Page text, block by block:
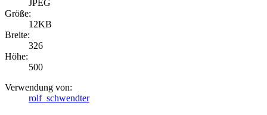
JPEG
Größe:
12KB
Breite:
326
Höhe:
500
Verwendung von:
rolf_schwendter